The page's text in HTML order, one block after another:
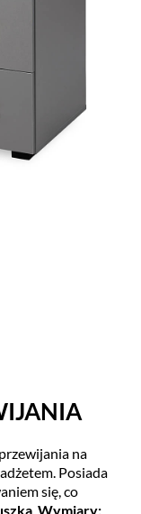
na
Posiada
się, co
Wymiary: